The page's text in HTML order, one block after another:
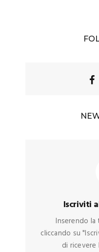
Iscriviti
Inserendo
cliccando su
di